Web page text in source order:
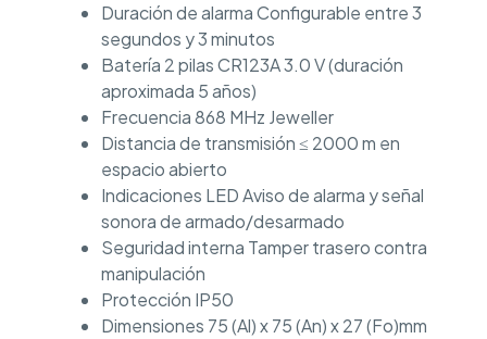
Duración de alarma Configurable entre 3
segundos y 3 minutos
Batería 2 pilas CR123A 3.0 V (duración
aproximada 5 años)
Frecuencia 868 MHz Jeweller
Distancia de transmisión ≤ 2000 m en
espacio abierto
Indicaciones LED Aviso de alarma y señal
sonora de armado/desarmado
Seguridad interna Tamper trasero contra
manipulación
Protección IP50
Dimensiones 75 (Al) x 75 (An) x 27 (Fo)mm